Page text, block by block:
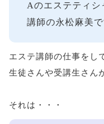
Aのエステティシ
講師の永松麻美で
エステ講師の仕事をし
生徒さんや受講生さん
それは・・・